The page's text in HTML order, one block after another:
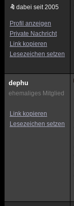
dabei seit 2005
Profil anzeigen
Private Nachricht
Link kopieren
Lesezeichen setzen
dephu
ehemaliges Mitglied
Link kopieren
Lesezeichen setzen